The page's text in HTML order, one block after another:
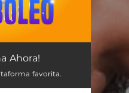
03:44
Ahora!
favorita.